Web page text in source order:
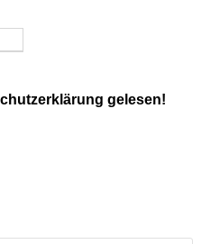
gelesen!